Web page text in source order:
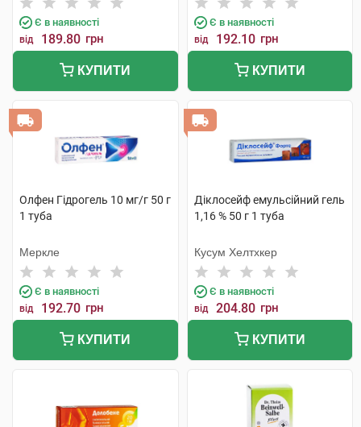
Є в наявності
від 189.80 грн
КУПИТИ
Є в наявності
від 192.10 грн
КУПИТИ
Олфен Гідрогель 10 мг/г 50 г
1 туба
Меркле
Є в наявності
від 192.70 грн
КУПИТИ
Діклосейф емульсійний гель
1,16 % 50 г 1 туба
Кусум Хелтхкер
Є в наявності
від 204.80 грн
КУПИТИ